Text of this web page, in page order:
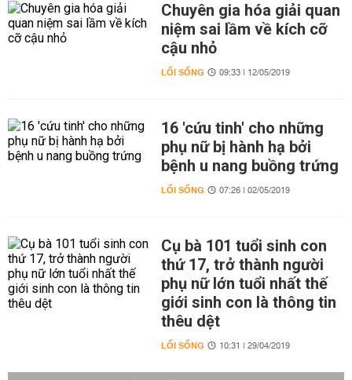
Chuyên gia hóa giải quan
niệm sai lầm về kích cỡ
cậu nhỏ
LỐI SỐNG 09:33 | 12/05/2019
16 'cứu tinh' cho những
phụ nữ bị hành hạ bởi
bệnh u nang buồng trứng
LỐI SỐNG 07:26 | 02/05/2019
Cụ bà 101 tuổi sinh con
thứ 17, trở thành người
phụ nữ lớn tuổi nhất thế
giới sinh con là thông tin
thêu dệt
LỐI SỐNG 10:31 | 29/04/2019